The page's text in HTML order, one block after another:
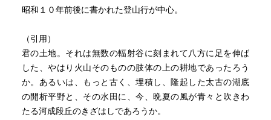
昭和１０年前後に書かれた登山行が中心。
（引用）
君の土地。それは無数の輻射谷に刻まれて八方に足を伸ば
した、やはり火山そのものの肢体の上の耕地であったろう
か。あるいは、もっと古く、埋積し、隆起した太古の湖底
の開析平野と、その水田に、今、晩夏の風が青々と吹きわ
たる河成段丘のきざはしであろうか。